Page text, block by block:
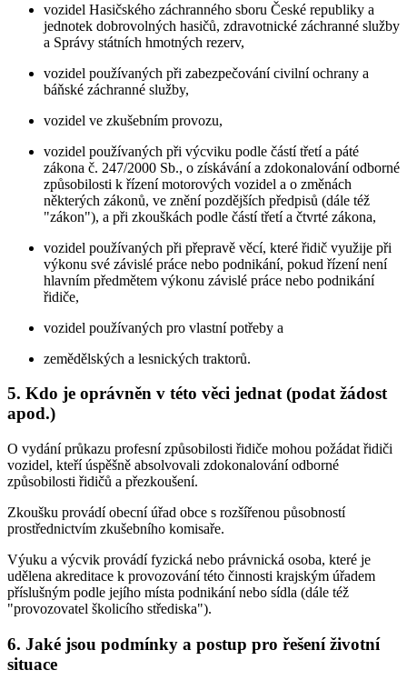
vozidel Hasičského záchranného sboru České republiky a
jednotek dobrovolných hasičů, zdravotnické záchranné služby
a Správy státních hmotných rezerv,
vozidel používaných při zabezpečování civilní ochrany a
báňské záchranné služby,
vozidel ve zkušebním provozu,
vozidel používaných při výcviku podle částí třetí a páté
zákona č. 247/2000 Sb., o získávání a zdokonalování odborné
způsobilosti k řízení motorových vozidel a o změnách
některých zákonů, ve znění pozdějších předpisů (dále též
"zákon"), a při zkouškách podle částí třetí a čtvrté zákona,
vozidel používaných při přepravě věcí, které řidič využije při
výkonu své závislé práce nebo podnikání, pokud řízení není
hlavním předmětem výkonu závislé práce nebo podnikání
řidiče,
vozidel používaných pro vlastní potřeby a
zemědělských a lesnických traktorů.
5. Kdo je oprávněn v této věci jednat (podat žádost
apod.)
O vydání průkazu profesní způsobilosti řidiče mohou požádat řidiči
vozidel, kteří úspěšně absolvovali zdokonalování odborné
způsobilosti řidičů a přezkoušení.
Zkoušku provádí obecní úřad obce s rozšířenou působností
prostřednictvím zkušebního komisaře.
Výuku a výcvik provádí fyzická nebo právnická osoba, které je
udělena akreditace k provozování této činnosti krajským úřadem
příslušným podle jejího místa podnikání nebo sídla (dále též
"provozovatel školicího střediska").
6. Jaké jsou podmínky a postup pro řešení životní
situace